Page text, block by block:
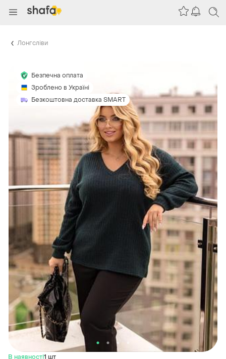
Лонгсліви
Безпечна оплата
Зроблено в Україні
Безкоштовна доставка SMART
В наявності1 шт